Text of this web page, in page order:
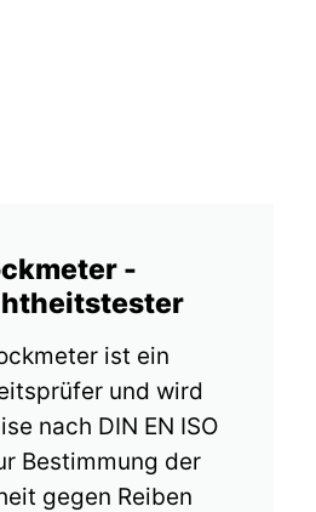
-
ist ein
und wird
nach DIN EN ISO
Bestimmung der
gegen Reiben